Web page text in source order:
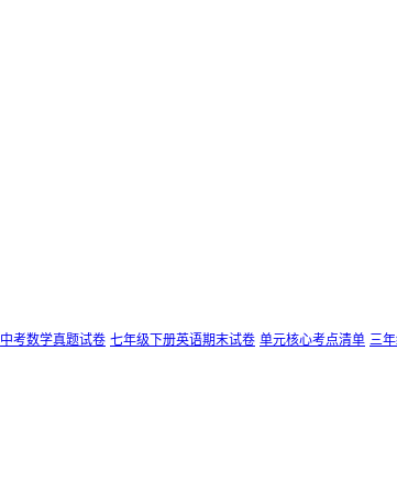
中考数学真题试卷 七年级下册英语期末试卷 单元核心考点清单 三